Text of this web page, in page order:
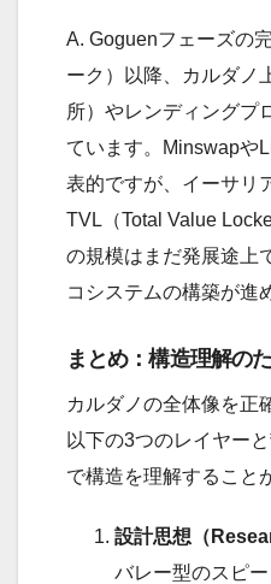
A. Goguenフェーズの
ーク）以降、カルダノ
所）やレンディングプ
ています。Minswapや
表的ですが、イーサリ
TVL（Total Value
の規模はまだ発展途上
コシステムの構築が進
まとめ：構造理解の
カルダノの全体像を正
以下の3つのレイヤー
で構造を理解すること
設計思想（
バレー型のスピ